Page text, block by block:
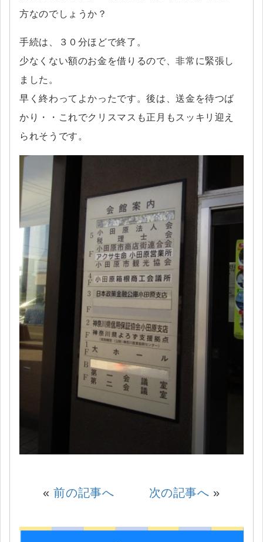
方なのでしょうか？
手続は、３０分ほどで終了。
少なくない額のお金を借りるので、非常に緊張し
ました。
早く終わってよかったです。後は、送金を待つば
かり・・これでクリスマスも正月もスッキリ迎え
られそうです。
«前の記事へ 次の記事へ »